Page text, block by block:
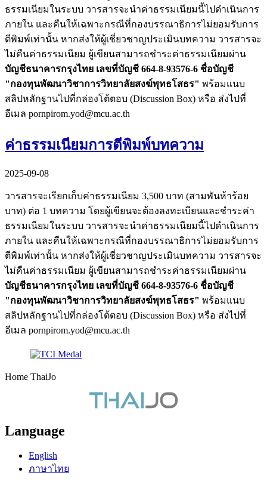
ธรรมเนียมในระบบ วารสารจะนำค่าธรรมเนียมนี้ไปดำเนินการ
ภายใน และคืนให้เฉพาะกรณีที่กองบรรณาธิการไม่ยอมรับการ
ตีพิมพ์เท่านั้น หากส่งให้ผู้เชี่ยวชาญประเมินบทความ วารสารจะ
ไม่คืนค่าธรรมเนียม ผู้เขียนสามารถชำระค่าธรรมเนียมผ่าน
บัญชีธนาคารกรุงไทย เลขที่บัญชี 664-8-93576-6 ชื่อบัญชี
"กองทุนพัฒนาวิชาการวิทยาลัยสงฆ์พุทธโสธร" พร้อมแนบ
สลิปหลักฐานไปที่กล่องโต้ตอบ (Discussion Box) หรือ ส่งไปที่
อีเมล pornpirom.yod@mcu.ac.th
ค่าธรรมเนียมการตีพิมพ์บทความ
2025-09-08
วารสารจะเรียกเก็บค่าธรรมเนียม 3,500 บาท (สามพันห้าร้อย
บาท) ต่อ 1 บทความ โดยผู้เขียนจะต้องลงทะเบียนและชำระค่า
ธรรมเนียมในระบบ วารสารจะนำค่าธรรมเนียมนี้ไปดำเนินการ
ภายใน และคืนให้เฉพาะกรณีที่กองบรรณาธิการไม่ยอมรับการ
ตีพิมพ์เท่านั้น หากส่งให้ผู้เชี่ยวชาญประเมินบทความ วารสารจะ
ไม่คืนค่าธรรมเนียม ผู้เขียนสามารถชำระค่าธรรมเนียมผ่าน
บัญชีธนาคารกรุงไทย เลขที่บัญชี 664-8-93576-6 ชื่อบัญชี
"กองทุนพัฒนาวิชาการวิทยาลัยสงฆ์พุทธโสธร" พร้อมแนบ
สลิปหลักฐานไปที่กล่องโต้ตอบ (Discussion Box) หรือ ส่งไปที่
อีเมล pornpirom.yod@mcu.ac.th
Home ThaiJo
Language
English
ภาษาไทย